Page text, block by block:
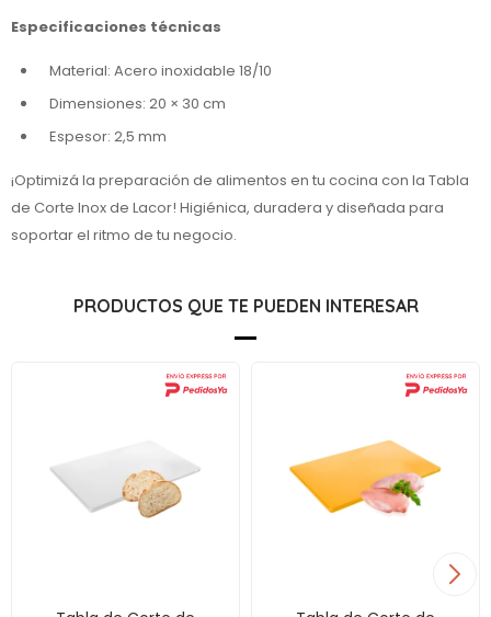
Especificaciones técnicas
Material: Acero inoxidable 18/10
Dimensiones: 20 × 30 cm
Espesor: 2,5 mm
¡Optimizá la preparación de alimentos en tu cocina con la Tabla
de Corte Inox de Lacor! Higiénica, duradera y diseñada para
soportar el ritmo de tu negocio.
PRODUCTOS QUE TE PUEDEN INTERESAR